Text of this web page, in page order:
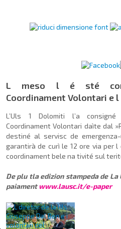
L meso l é sté
Coordinament Volontari e l
L’Uls 1 Dolomiti l’a consigné
Coordinament Volontari daìte dal
destiné al servisc de
garantirà de curì le 12 ore via per
coordinament bele na tivité sul
De plu tla edizion stampeda de La
paiament www.lausc.it/e-paper